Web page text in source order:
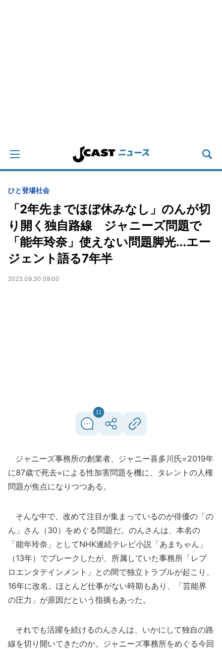
ひと登場社会
「2年先までほぼ休みなし」のんが切
り開く独自路線 ジャニーズ問題で
「能年玲奈」使えない問題脚光...エー
ジェント語る7年半
2023.09.30 09:00
11
ジャニーズ事務所の創業者、ジャニー喜多川氏=2019年
に87歳で死去=による性加害問題を機に、タレントの人権
問題が焦点になりつつある。
そんな中で、改めて注目が集まっているのが俳優の「の
ん」さん（30）をめぐる問題だ。のんさんは、本名の
「能年玲奈」としてNHK連続テレビ小説「あまちゃん」
（13年）でブレークしたが、所属していた事務所「レプ
ロエンタテインメント」との間で独立トラブルが起こり、
16年に改名。ほとんど仕事がない時期もあり、「芸能界
の圧力」が原因だという指摘もあった。
それでも活躍を続けるのんさんは、いかにして独自の路
線を切り開いてきたのか。ジャニーズ事務所をめぐる今回